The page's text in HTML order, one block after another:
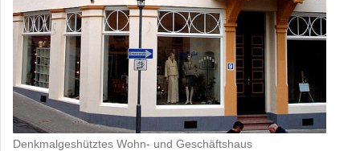
Denkmalgeshütztes Wohn- und Geschäftshaus